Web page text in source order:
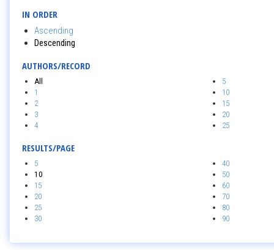
IN ORDER
Ascending
Descending
AUTHORS/RECORD
All
1
2
3
4
5
10
15
20
25
RESULTS/PAGE
5
10
15
20
25
30
40
50
60
70
80
90